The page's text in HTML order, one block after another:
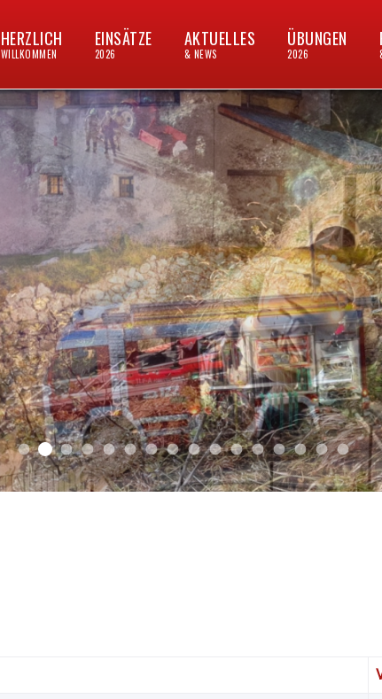
HERZLICH
WILLKOMMEN
EINSÄTZE
2026
AKTUELLES
& NEWS
ÜBUNGEN
2026
Aktuell 043
Aktuell 037
Aktuell 036
Aktuell 031
Aktuell 032
Aktuell 033
Start 012
Auto 013Aktuell 019
Auto 010Auto 009Auto 006Start 008Start 003Start 006
Start